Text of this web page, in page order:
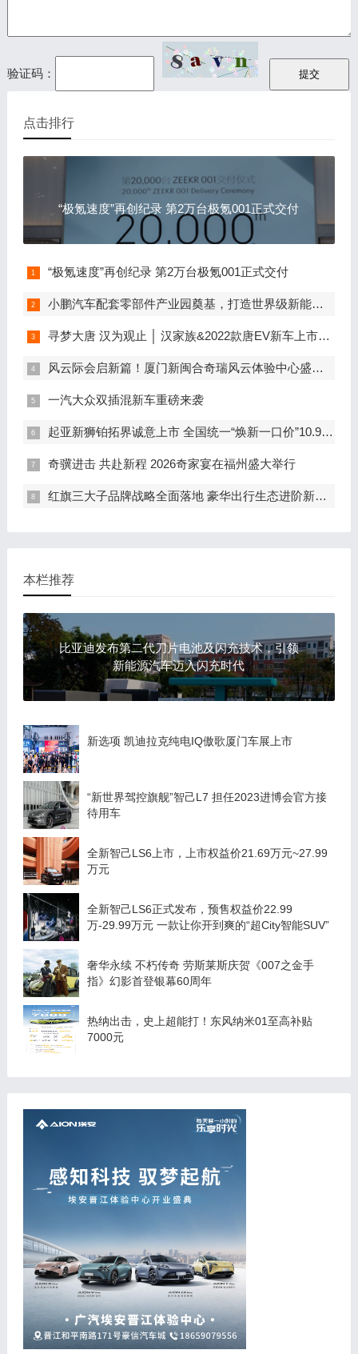
验证码：
点击排行
“极氪速度”再创纪录 第2万台极氪001正式交付
“极氪速度”再创纪录 第2万台极氪001正式交付
小鹏汽车配套零部件产业园奠基，打造世界级新能源智能汽车集群
寻梦大唐 汉为观止 │ 汉家族&2022款唐EV新车上市发布会，敬请期待！
风云际会启新篇！厦门新闽合奇瑞风云体验中心盛大开业
一汽大众双插混新车重磅来袭
起亚新狮铂拓界诚意上市 全国统一“焕新一口价”10.99万元起
奇骥进击 共赴新程 2026奇家宴在福州盛大举行
红旗三大子品牌战略全面落地 豪华出行生态进阶新篇章
本栏推荐
比亚迪发布第二代刀片电池及闪充技术，引领
新能源汽车迈入闪充时代
新选项 凯迪拉克纯电IQ傲歌厦门车展上市
“新世界驾控旗舰”智己L7 担任2023进博会官方接
待用车
全新智己LS6上市，上市权益价21.69万元~27.99
万元
全新智己LS6正式发布，预售权益价22.99
万-29.99万元 一款让你开到爽的“超City智能SUV”
奢华永续 不朽传奇 劳斯莱斯庆贺《007之金手
指》幻影首登银幕60周年
热纳出击，史上超能打！东风纳米01至高补贴
7000元